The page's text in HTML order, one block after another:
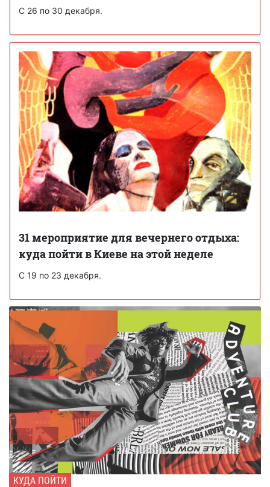
С 26 по 30 декабря.
31 мероприятие для вечернего отдыха:
куда пойти в Киеве на этой неделе
С 19 по 23 декабря.
КУДА ПОЙТИ